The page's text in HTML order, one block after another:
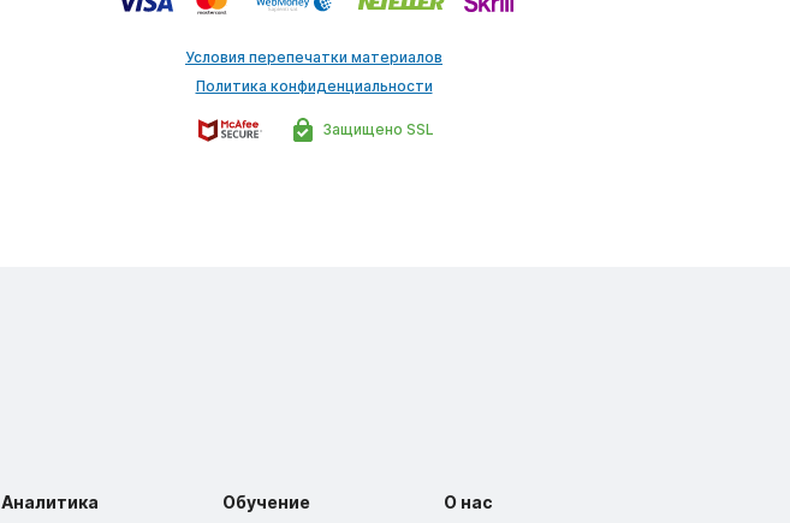
Защищено SSL
Условия перепечатки материалов
Политика конфиденциальности
Аналитика Обучение О нас